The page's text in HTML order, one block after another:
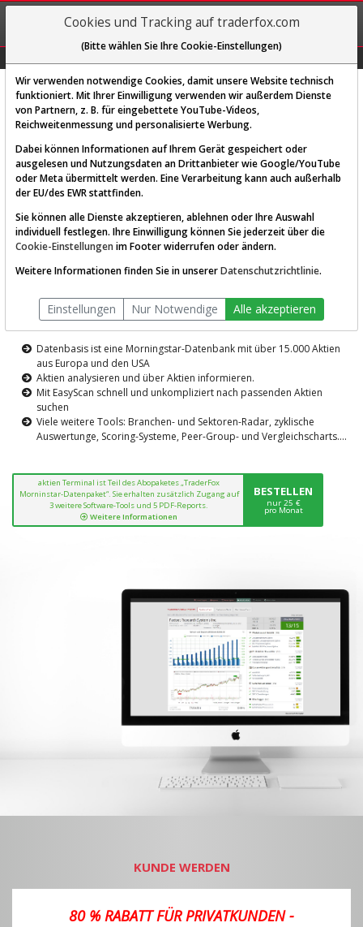
REGIS-
TRIEREN
Diese Funktion ist nur für
AKTIEN-TERMINAL
Die Aktienanalyse-Plattform von
TraderFox
Datenbasis ist eine Morningstar-Datenbank mit über 15.000 Aktien
aus Europa und den USA
Aktien analysieren und über Aktien informieren.
Mit EasyScan schnell und unkompliziert nach passenden Aktien
suchen
Viele weitere Tools: Branchen- und Sektoren-Radar, zyklische
Auswertunge, Scoring-Systeme, Peer-Group- und Vergleichscharts....
aktien Terminal ist Teil des Abopaketes „TraderFox
Morninstar-Datenpaket“. Sie erhalten zusätzlich Zugang auf
3 weitere Software-Tools und 5 PDF-Reports.
Weitere Informationen
BESTELLEN
nur 25 €
pro Monat
KUNDE WERDEN
80 % RABATT FÜR PRIVATKUNDEN -
Cookies und Tracking auf traderfox.com
(Bitte wählen Sie Ihre Cookie-Einstellungen)
Wir verwenden notwendige Cookies, damit unsere Website technisch
funktioniert. Mit Ihrer Einwilligung verwenden wir außerdem Dienste
von Partnern, z. B. für eingebettete YouTube-Videos,
Reichweitenmessung und personalisierte Werbung.
Dabei können Informationen auf Ihrem Gerät gespeichert oder
ausgelesen und Nutzungsdaten an Drittanbieter wie Google/YouTube
oder Meta übermittelt werden. Eine Verarbeitung kann auch außerhalb
der EU/des EWR stattfinden.
Sie können alle Dienste akzeptieren, ablehnen oder Ihre Auswahl
individuell festlegen. Ihre Einwilligung können Sie jederzeit über die
Cookie-Einstellungen im Footer widerrufen oder ändern.
Weitere Informationen finden Sie in unsererDatenschutzrichtlinie.
Einstellungen Nur Notwendige Alle akzeptieren